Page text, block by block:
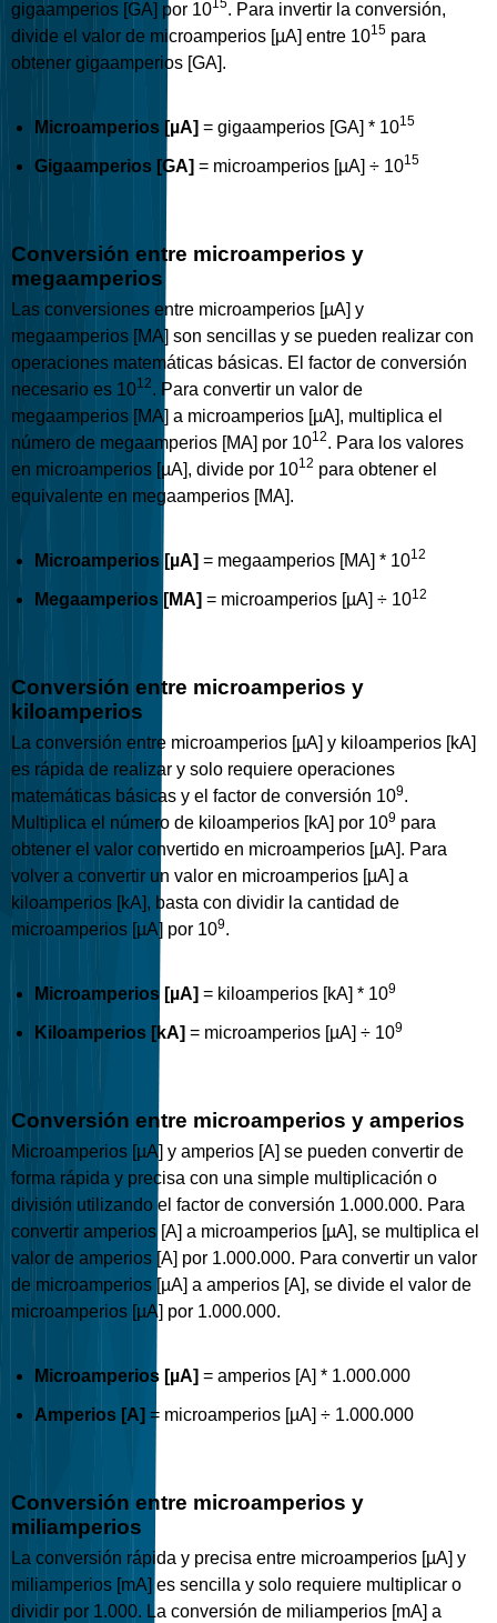
gigaamperios [GA] por 1015. Para invertir la conversión,
divide el valor de microamperios [µA] entre 1015 para
obtener gigaamperios [GA].
Microamperios [µA] = gigaamperios [GA] * 1015
Gigaamperios [GA] = microamperios [µA] ÷ 1015
Conversión entre microamperios y
megaamperios
Las conversiones entre microamperios [µA] y
megaamperios [MA] son sencillas y se pueden realizar con
operaciones matemáticas básicas. El factor de conversión
necesario es 1012. Para convertir un valor de
megaamperios [MA] a microamperios [µA], multiplica el
número de megaamperios [MA] por 1012. Para los valores
en microamperios [µA], divide por 1012 para obtener el
equivalente en megaamperios [MA].
Microamperios [µA] = megaamperios [MA] * 1012
Megaamperios [MA] = microamperios [µA] ÷ 1012
Conversión entre microamperios y
kiloamperios
La conversión entre microamperios [µA] y kiloamperios [kA]
es rápida de realizar y solo requiere operaciones
matemáticas básicas y el factor de conversión 109.
Multiplica el número de kiloamperios [kA] por 109 para
obtener el valor convertido en microamperios [µA]. Para
volver a convertir un valor en microamperios [µA] a
kiloamperios [kA], basta con dividir la cantidad de
microamperios [µA] por 109.
Microamperios [µA] = kiloamperios [kA] * 109
Kiloamperios [kA] = microamperios [µA] ÷ 109
Conversión entre microamperios y amperios
Microamperios [µA] y amperios [A] se pueden convertir de
forma rápida y precisa con una simple multiplicación o
división utilizando el factor de conversión 1.000.000. Para
convertir amperios [A] a microamperios [µA], se multiplica el
valor de amperios [A] por 1.000.000. Para convertir un valor
de microamperios [µA] a amperios [A], se divide el valor de
microamperios [µA] por 1.000.000.
Microamperios [µA] = amperios [A] * 1.000.000
Amperios [A] = microamperios [µA] ÷ 1.000.000
Conversión entre microamperios y
miliamperios
La conversión rápida y precisa entre microamperios [µA] y
miliamperios [mA] es sencilla y solo requiere multiplicar o
dividir por 1.000. La conversión de miliamperios [mA] a